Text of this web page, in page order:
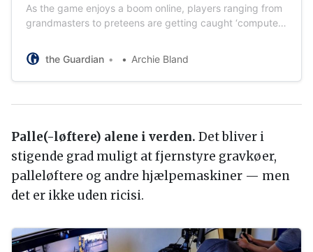
As the game enjoys a boom online, players ranging from
grandmasters to preteens are getting caught ‘computer
the Guardian
Archie Bland
Palle(-løftere) alene i verden. Det bliver i
stigende grad muligt at fjernstyre gravkøer,
palleløftere og andre hjælpemaskiner — men
det er ikke uden ricisi.